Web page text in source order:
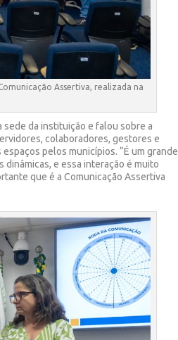
Assertiva, realizada na
da instituição e falou sobre a
colaboradores, gestores e
pelos municípios. “É um grande
e essa interação é muito
que é a Comunicação Assertiva